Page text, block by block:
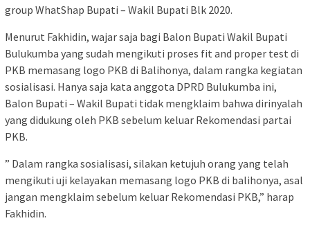
group WhatShap Bupati – Wakil Bupati Blk 2020.
Menurut Fakhidin, wajar saja bagi Balon Bupati Wakil Bupati
Bulukumba yang sudah mengikuti proses fit and proper test di
PKB memasang logo PKB di Balihonya, dalam rangka kegiatan
sosialisasi. Hanya saja kata anggota DPRD Bulukumba ini,
Balon Bupati – Wakil Bupati tidak mengklaim bahwa dirinyalah
yang didukung oleh PKB sebelum keluar Rekomendasi partai
PKB.
” Dalam rangka sosialisasi, silakan ketujuh orang yang telah
mengikuti uji kelayakan memasang logo PKB di balihonya, asal
jangan mengklaim sebelum keluar Rekomendasi PKB,” harap
Fakhidin.